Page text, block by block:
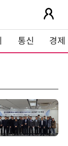
통신 경제